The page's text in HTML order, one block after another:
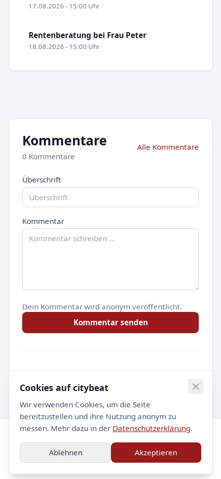
17.08.2026 - 15:00 Uhr
Rentenberatung bei Frau Peter
18.08.2026 - 15:00 Uhr
Kommentare
0 Kommentare
Alle Kommentare
Überschrift
Kommentar
Dein Kommentar wird anonym veröffentlicht.
Kommentar senden
Noch keine Kommentare.
© 2026 citybeat. Alle Rechte vorbehalten.
Impressum
Datenschutz Kontakt
Cookies auf citybeat
Wir verwenden Cookies, um die Seite
bereitzustellen und ihre Nutzung anonym zu
messen. Mehr dazu in der Datenschutzerklärung.
Ablehnen Akzeptieren